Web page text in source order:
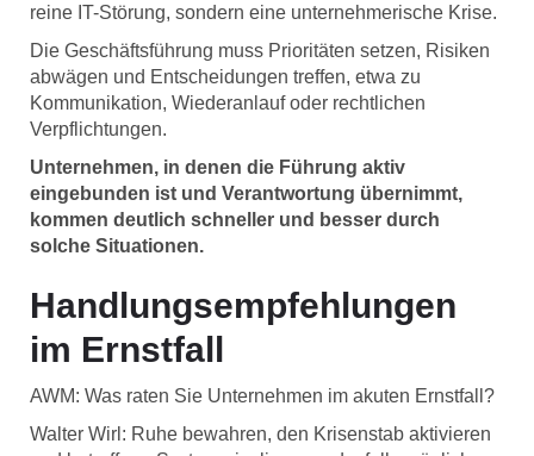
reine IT-Störung, sondern eine unternehmerische Krise.
Die Geschäftsführung muss Prioritäten setzen, Risiken
abwägen und Entscheidungen treffen, etwa zu
Kommunikation, Wiederanlauf oder rechtlichen
Verpflichtungen.
Unternehmen, in denen die Führung aktiv
eingebunden ist und Verantwortung übernimmt,
kommen deutlich schneller und besser durch
solche Situationen.
Handlungsempfehlungen
im Ernstfall
AWM: Was raten Sie Unternehmen im akuten Ernstfall?
Walter Wirl: Ruhe bewahren, den Krisenstab aktivieren